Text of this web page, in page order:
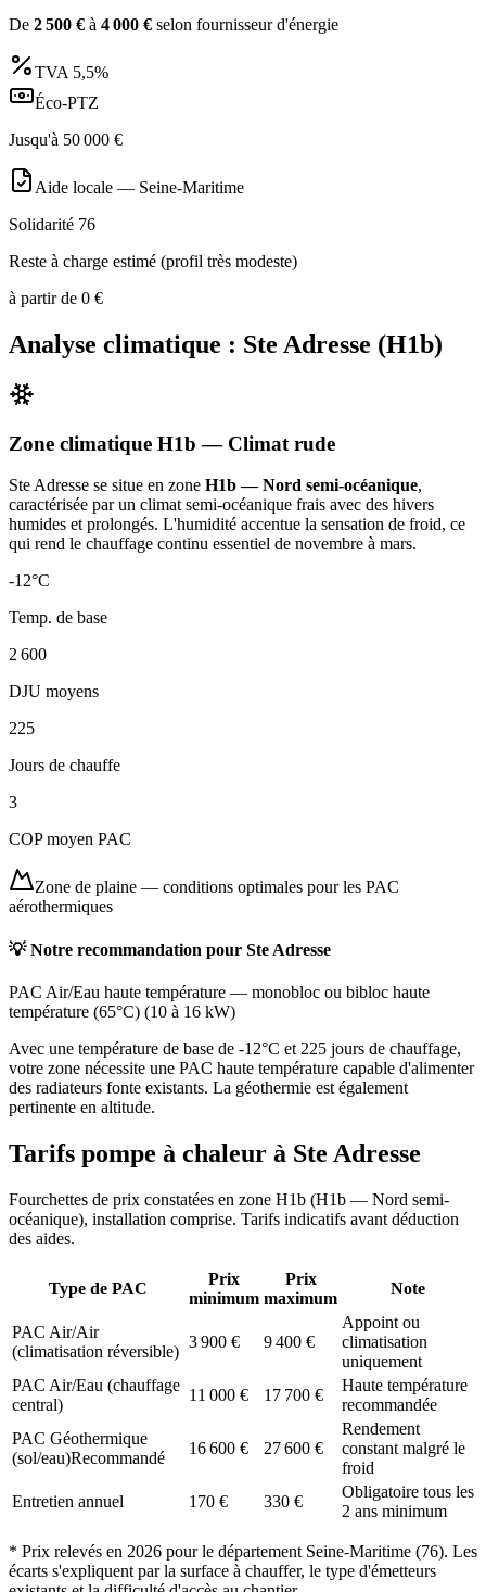
De 2 500 € à 4 000 € selon fournisseur d'énergie
TVA 5,5%
Éco-PTZ
Jusqu'à 50 000 €
Aide locale — Seine-Maritime
Solidarité 76
Reste à charge estimé (profil très modeste)
à partir de 0 €
Analyse climatique : Ste Adresse (H1b)
Zone climatique H1b — Climat rude
Ste Adresse se situe en zone H1b — Nord semi-océanique,
caractérisée par un climat semi-océanique frais avec des hivers
humides et prolongés. L'humidité accentue la sensation de froid, ce
qui rend le chauffage continu essentiel de novembre à mars.
-12°C
Temp. de base
2 600
DJU moyens
225
Jours de chauffe
3
COP moyen PAC
Zone de plaine — conditions optimales pour les PAC
aérothermiques
💡 Notre recommandation pour Ste Adresse
PAC Air/Eau haute température — monobloc ou bibloc haute
température (65°C) (10 à 16 kW)
Avec une température de base de -12°C et 225 jours de chauffage,
votre zone nécessite une PAC haute température capable d'alimenter
des radiateurs fonte existants. La géothermie est également
pertinente en altitude.
Tarifs pompe à chaleur à Ste Adresse
Fourchettes de prix constatées en zone H1b (H1b — Nord semi-
océanique), installation comprise. Tarifs indicatifs avant déduction
des aides.
Type de PAC
Prix
minimum
Prix
maximum
Note
PAC Air/Air
(climatisation réversible)
3 900 € 9 400 €
Appoint ou
climatisation
uniquement
PAC Air/Eau (chauffage
central)
11 000 € 17 700 €
Haute température
recommandée
PAC Géothermique
(sol/eau)Recommandé
16 600 € 27 600 €
Rendement
constant malgré le
froid
Entretien annuel
170 € 330 €
Obligatoire tous les
2 ans minimum
* Prix relevés en 2026 pour le département Seine-Maritime (76). Les
écarts s'expliquent par la surface à chauffer, le type d'émetteurs